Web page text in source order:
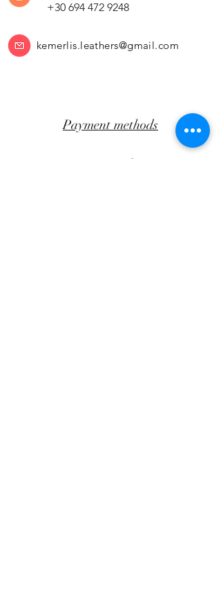
+30 694 472 9248
kemerlis.leathers@gmail.com
Payment methods
Return Policy